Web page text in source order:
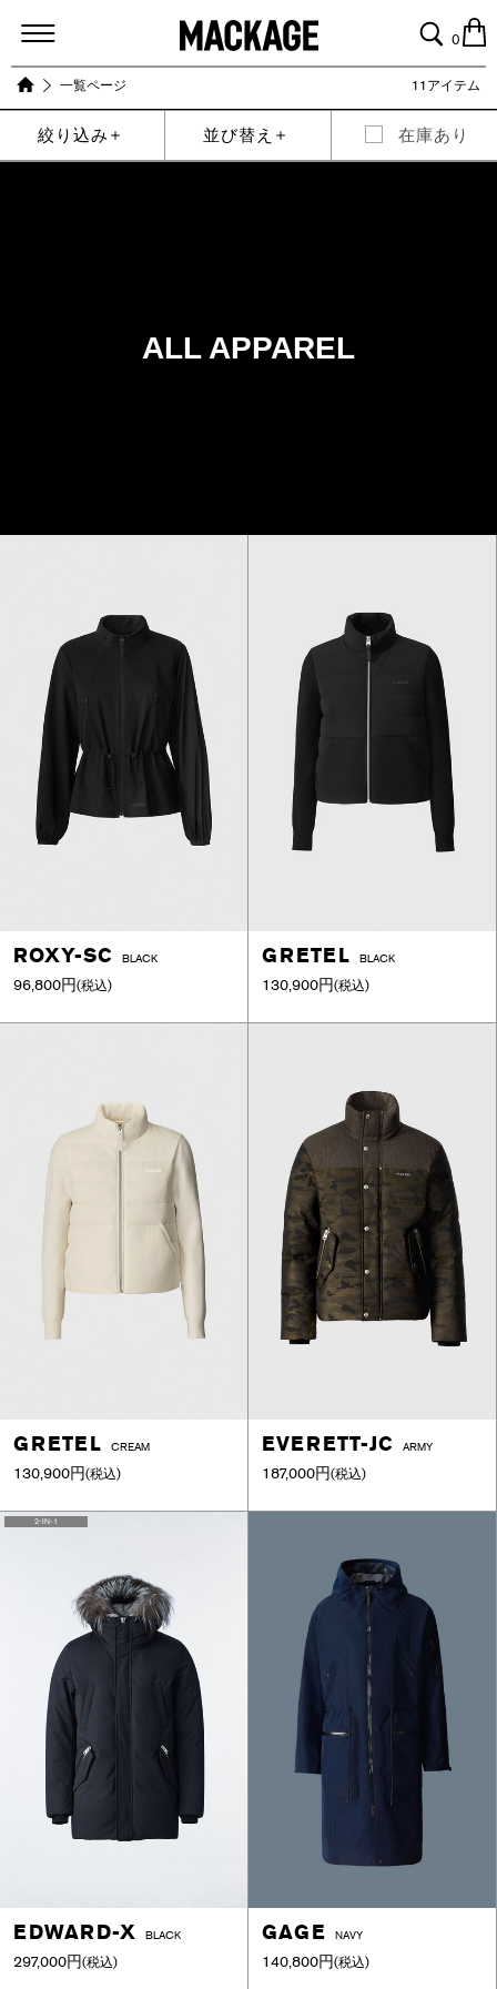
MACKAGE
0
一覧ページ 11アイテム
絞り込み 並び替え 在庫あり
ALL APPAREL
ROXY-SC BLACK
96,800円(税込)
GRETEL BLACK
130,900円(税込)
GRETEL CREAM
130,900円(税込)
EVERETT-JC ARMY
187,000円(税込)
2-IN-1
EDWARD-X BLACK
297,000円(税込)
GAGE NAVY
140,800円(税込)